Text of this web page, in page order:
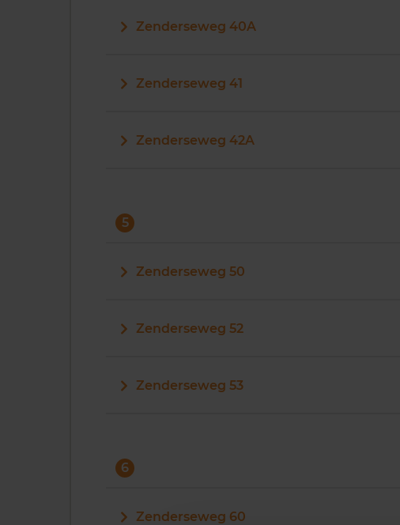
Zenderseweg 40A
Zenderseweg 41
Zenderseweg 42A
5
Zenderseweg 50
Zenderseweg 52
Zenderseweg 53
6
Zenderseweg 60